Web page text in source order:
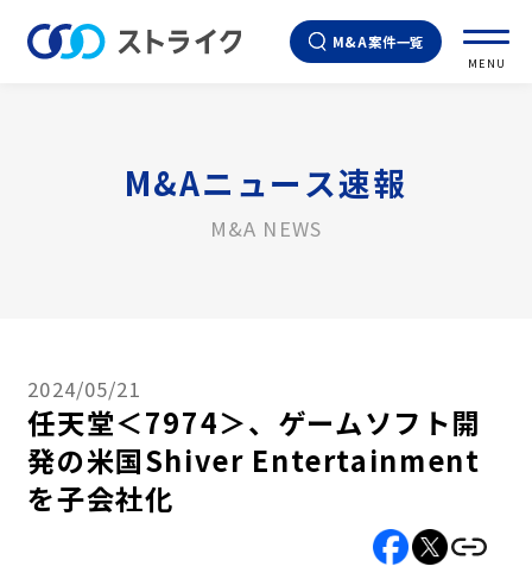
M&A案件一覧
MENU
M&Aニュース速報
M&A NEWS
2024/05/21
任天堂＜7974＞、ゲームソフト開
発の米国Shiver Entertainment
を子会社化